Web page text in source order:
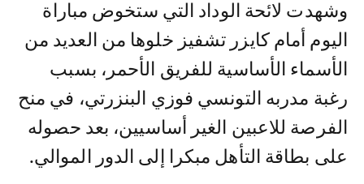
وشهدت لائحة الوداد التي ستخوض مباراة
اليوم أمام كايزر تشفيز خلوها من العديد من
الأسماء الأساسية للفريق الأحمر، بسبب
رغبة مدربه التونسي فوزي البنزرتي، في منح
الفرصة للاعبين الغير أساسيين، بعد حصوله
على بطاقة التأهل مبكرا إلى الدور الموالي.